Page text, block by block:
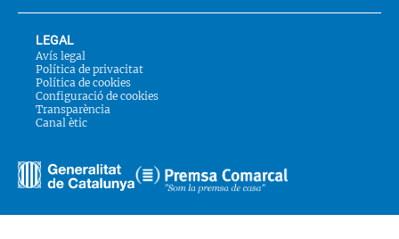
LEGAL
Avís legal
Política de privacitat
Política de cookies
Configuració de cookies
Transparència
Canal ètic